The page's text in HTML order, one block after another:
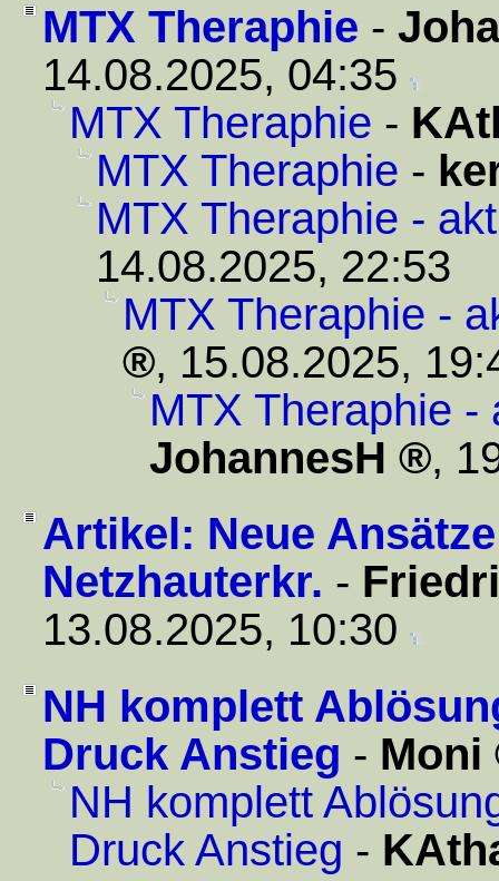
MTX Theraphie -
14.08.2025, 04:35
MTX Theraphie -
MTX Theraphie -
MTX Theraphie -
14.08.2025, 22:53
MTX Theraphie -
, 15.08.2025,
MTX Theraphie -
JohannesH
,
Artikel: Neue
Netzhauterkr. -
13.08.2025, 10:30
NH komplett
Druck Anstieg - Moni
NH komplett
Druck Anstieg -